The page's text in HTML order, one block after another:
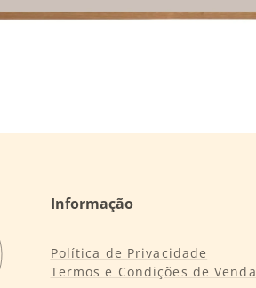
Informação
Política de Privacidade
Termos e Condições de Venda